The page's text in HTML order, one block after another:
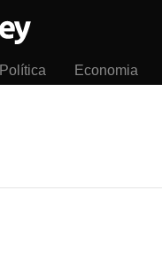
Política Economia